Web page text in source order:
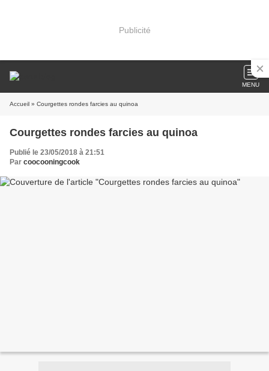
Publicité
MENU
Accueil » Courgettes rondes farcies au quinoa
Courgettes rondes farcies au quinoa
Publié le 23/05/2018 à 21:51
Par coocooningcook